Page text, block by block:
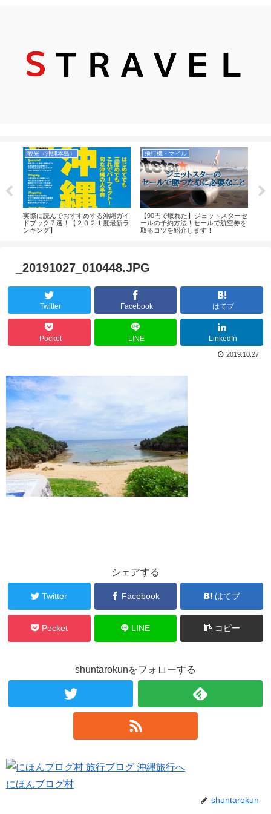
観光（沖縄本島）
実際に読んでおすすめする沖縄ガイ
ドブック７選！【２０２１度最新ラ
ンキング】
飛行機・マイル
【90円で取れた】ジェットスターセ
ールの予約方法！セールで航空券を
取るコツを紹介します！
_20191027_010448.JPG
Twitter Facebook はてブ
Pocket LINE LinkedIn
2019.10.27
シェアする
Twitter Facebook はてブ
Pocket LINE コピー
shuntarokunをフォローする
にほんブログ村
shuntarokun